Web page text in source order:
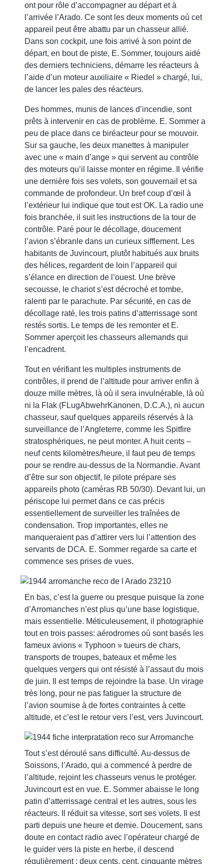
ont pour rôle d’accompagner au départ et à
l’arrivée l’Arado. Ce sont les deux moments où cet
appareil peut être abattu par un chasseur allié.
Dans son cockpit, une fois arrivé à son point de
départ, en bout de piste, E. Sommer, toujours aidé
des derniers techniciens, démarre les réacteurs à
l’aide d’un moteur auxiliaire « Riedel » chargé, lui,
de lancer les pales des réacteurs.
Des hommes, munis de lances d’incendie, sont
prêts à intervenir en cas de problème. E. Sommer a
peu de place dans ce biréacteur pour se mouvoir.
Sur sa gauche, les deux manettes à manipuler
avec une « main d’ange » qui servent au contrôle
des moteurs qu’il laisse monter en régime. Il vérifie
une dernière fois ses volets, son gouvernail et sa
commande de profondeur. Un bref coup d’œil à
l’extérieur lui indique que tout est OK. La radio une
fois branchée, il suit les instructions de la tour de
contrôle. Paré pour le décollage, doucement
l’avion s’ébranle dans un curieux sifflement. Les
habitants de Juvincourt, plutôt habitués aux bruits
des hélices, regardent de loin l’appareil qui
s’élance en direction de l’ouest. Une brève
secousse, le chariot s’est décroché et tombe,
ralenti par le parachute. Par sécurité, en cas de
décollage raté, les trois patins d’atterrissage sont
restés sortis. Le temps de les remonter et E.
Sommer aperçoit les chasseurs allemands qui
l’encadrent.
Tout en vérifiant les multiples instruments de
contrôles, il prend de l’altitude pour arriver enfin à
douze mille mètres, là où il sera invulnérable, là où
ni la Flak (FLugAbwehrKanonen, D.C.A.), ni aucun
chasseur, sauf quelques appareils réservés à la
surveillance de l’Angleterre, comme les Spitfire
stratosphériques, ne peut monter. A huit cents –
neuf cents kilomètres/heure, il faut peu de temps
pour se rendre au-dessus de la Normandie. Avant
d’être sur son objectif, le pilote prépare ses
appareils photo (caméras RB 50/30). Devant lui, un
périscope lui permet dans ce cas précis
essentiellement de surveiller les traînées de
condensation. Trop importantes, elles ne
manqueraient pas d’attirer vers lui l’attention des
servants de DCA. E. Sommer regarde sa carte et
commence ses prises de vues.
En bas, c’est la guerre ou presque puisque la zone
d’Arromanches n’est plus qu’une base logistique,
mais essentielle. Méticuleusement, il photographie
tout en trois passes: aérodromes où sont basés les
fameux avions « Typhoon » tueurs de chars,
transports de troupes, bateaux et même les
quelques vergers qui ont résisté à l’assaut du mois
de juin. Il est temps de rejoindre la base. Un virage
très long, pour ne pas fatiguer la structure de
l’avion soumise à de fortes contraintes à cette
altitude, et c’est le retour vers l’est, vers Juvincourt.
Tout s’est déroulé sans difficulté. Au-dessus de
Soissons, l’Arado, qui a commencé à perdre de
l’altitude, rejoint les chasseurs venus le protéger.
Juvincourt est en vue. E. Sommer abaisse le long
patin d’atterrissage central et les autres, sous les
réacteurs. Il réduit sa vitesse, sort ses volets. Il est
parti depuis une heure et demie. Doucement, sans
doute en contact radio avec l’opérateur chargé de
le guider vers la piste en herbe, il descend
régulièrement : deux cents, cent, cinquante mètres